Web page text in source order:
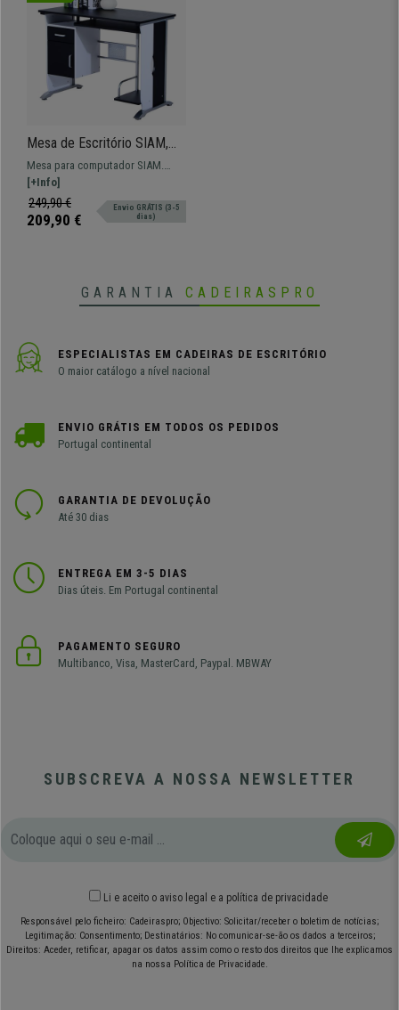
Mesa de Escritório SIAM,
Suporte para CPU,
100x52x75cm, Em Madeira,
Cor Preto
Mesa para computador SIAM.
Dimensões 100x52 e 75 cm de
altura. Modelo de design atual
perfeita para uso de computador
com amplo espaço de
[+Info]
249,90 €
209,90 €
Envio GRÁTIS (3-5
dias)
GARANTIA CADEIRASPRO
ESPECIALISTAS EM CADEIRAS DE ESCRITÓRIO
O maior catálogo a nível nacional
ENVIO GRÁTIS EM TODOS OS PEDIDOS
Portugal continental
GARANTIA DE DEVOLUÇÃO
Até 30 dias
ENTREGA EM 3-5 DIAS
Dias úteis. Em Portugal continental
PAGAMENTO SEGURO
Multibanco, Visa, MasterCard, Paypal. MBWAY
SUBSCREVA A NOSSA NEWSLETTER
Li e aceito o aviso legal e a política de privacidade
Responsável pelo ficheiro: Cadeiraspro; Objectivo: Solicitar/receber o boletim de notícias;
Legitimação: Consentimento; Destinatários: No comunicar-se-ão os dados a terceiros;
Direitos: Aceder, retificar, apagar os datos assim como o resto dos direitos que lhe explicamos
na nossa Política de Privacidade.